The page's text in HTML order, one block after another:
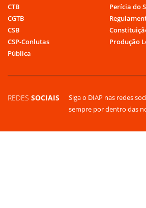
CTB
CGTB
CSB
CSP-Conlutas
Pública
Perícia do
Produção
REDES SOCIAIS
Siga o DIAP nas redes
sempre por dentro das